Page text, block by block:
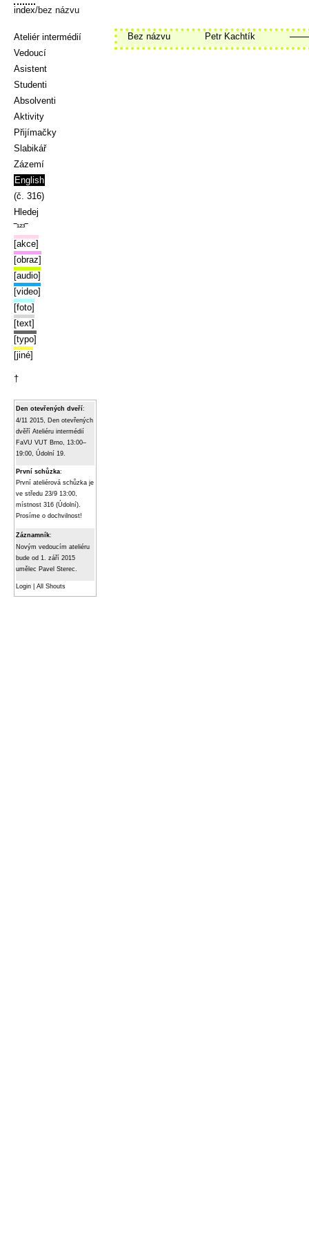
index/bez názvu
Ateliér intermédií
Vedoucí
Asistent
Studenti
Absolventi
Aktivity
Přijímačky
Slabikář
Zázemí
English
(č. 316)
Hledej
‾¹²³‾
[akce]
[obraz]
[audio]
[video]
[foto]
[text]
[typo]
[jiné]
†
Den otevřených dveří:
4/11 2015, Den otevřených
dvěří Ateliéru intermédií
FaVU VUT Brno, 13:00–
19:00, Údolní 19.
První schůzka:
První ateliérová schůzka je
ve středu 23/9 13:00,
místnost 316 (Údolní).
Prosíme o dochvilnost!
Záznamník:
Novým vedoucím ateliéru
bude od 1. září 2015
umělec Pavel Sterec.
Login All Shouts
Bez názvu Petr Kachtík